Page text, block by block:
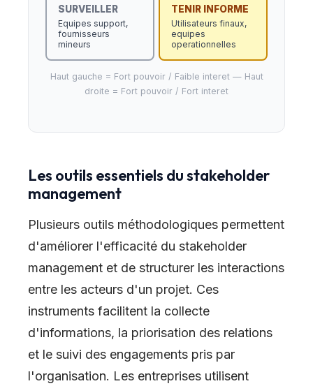
SURVEILLER
Equipes support,
fournisseurs
mineurs
TENIR INFORME
Utilisateurs finaux,
equipes
operationnelles
Haut gauche = Fort pouvoir / Faible interet — Haut
droite = Fort pouvoir / Fort interet
Les outils essentiels du stakeholder
management
Plusieurs outils méthodologiques permettent
d'améliorer l'efficacité du stakeholder
management et de structurer les interactions
entre les acteurs d'un projet. Ces
instruments facilitent la collecte
d'informations, la priorisation des relations
et le suivi des engagements pris par
l'organisation. Les entreprises utilisent